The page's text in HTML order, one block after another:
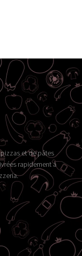
et de pâtes
rapidement à